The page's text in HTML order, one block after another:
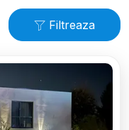
Filtreaza